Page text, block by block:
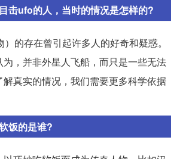
击ufo的人，当时的情况是怎样的?
的存在曾引起许多人的好奇和疑惑。
，并非外星人飞船，而只是一些无法
真实的情况，我们需要更多科学依据
饭的是谁?